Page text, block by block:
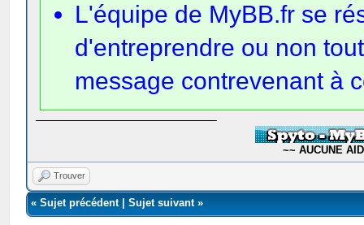
L'équipe de MyBB.fr se
d'entreprendre ou non
message contrevenant à
~~ AUCUNE
Trouver
«Sujet précédent|Sujet suivant»